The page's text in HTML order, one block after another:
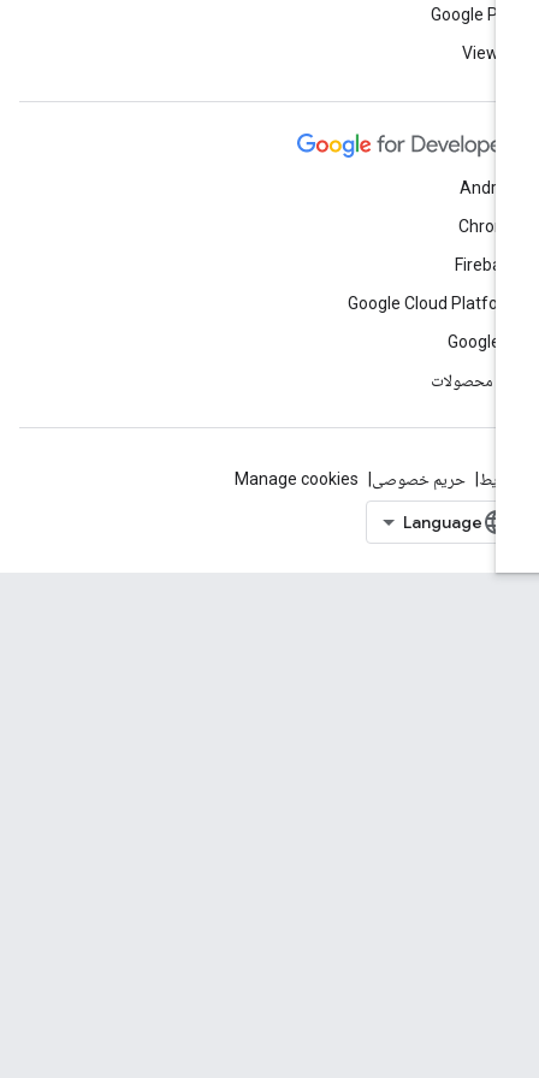
Google
View
Google Cloud
Google
محصولات
حریم خصوصی Manage cookies